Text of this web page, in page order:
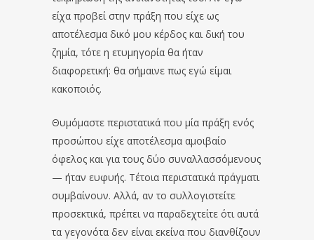
είχα προβεί στην πράξη που είχε ως
αποτέλεσμα δικό μου κέρδος και δική του
ζημία, τότε η ετυμηγορία θα ήταν
διαφορετική: θα σήμαινε πως εγώ είμαι
κακοποιός.
Θυμόμαστε περιστατικά που μία πράξη ενός
προσώπου είχε αποτέλεσμα αμοιβαίο
όφελος και για τους δύο συναλλασσόμενους
— ήταν ευφυής. Τέτοια περιστατικά πράγματι
συμβαίνουν. Αλλά, αν το συλλογιστείτε
προσεκτικά, πρέπει να παραδεχτείτε ότι αυτά
τα γεγονότα δεν είναι εκείνα που διανθίζουν